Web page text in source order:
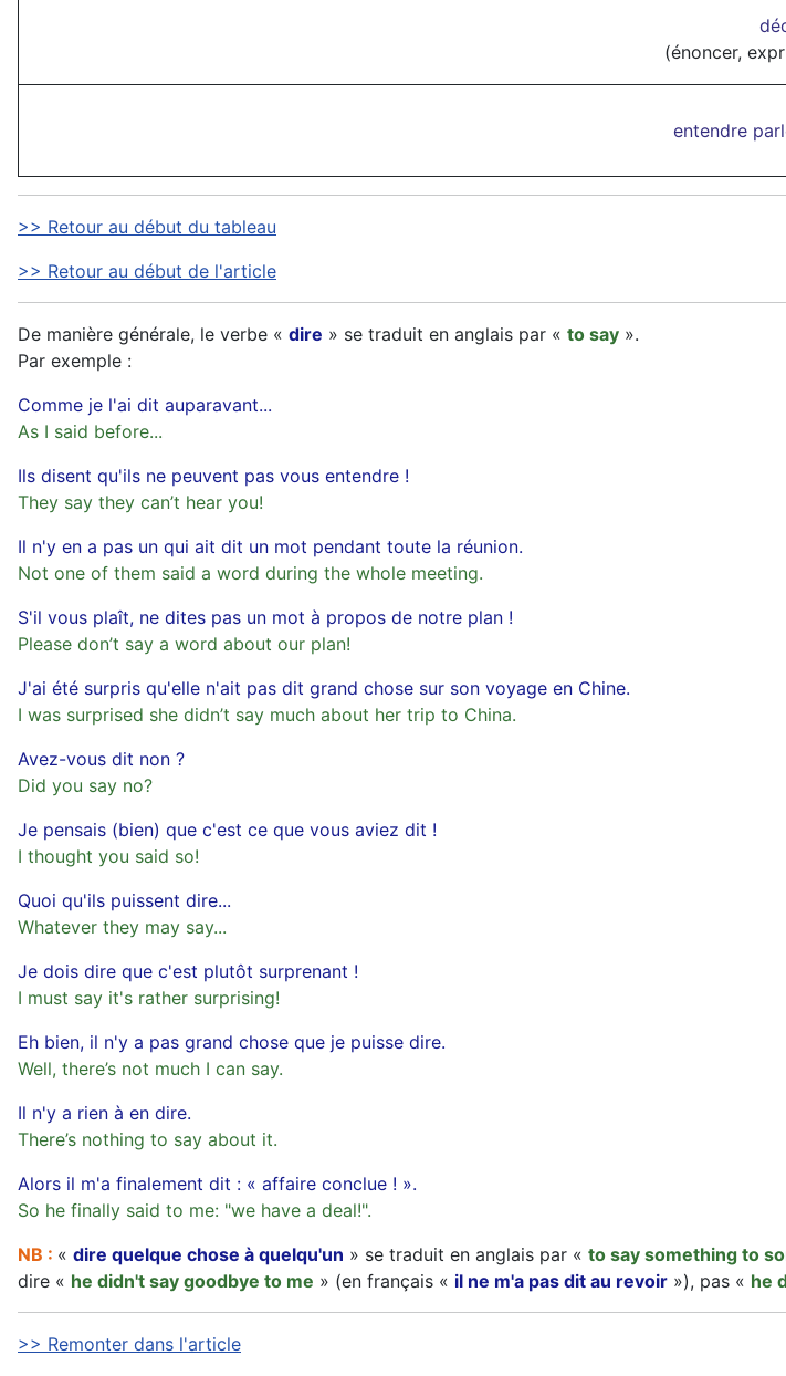
(énoncer,
entendre
>> Retour au début du tableau
>> Retour au début de l'article
De manière générale, le verbe « dire » se traduit en anglais par « to say ».
Par exemple :
Comme je l'ai dit auparavant...
As I said before...
Ils disent qu'ils ne peuvent pas vous entendre !
They say they can’t hear you!
Il n'y en a pas un qui ait dit un mot pendant toute la réunion.
Not one of them said a word during the whole meeting.
S'il vous plaît, ne dites pas un mot à propos de notre plan !
Please don’t say a word about our plan!
J'ai été surpris qu'elle n'ait pas dit grand chose sur son voyage en Chine.
I was surprised she didn’t say much about her trip to China.
Avez-vous dit non ?
Did you say no?
Je pensais (bien) que c'est ce que vous aviez dit !
I thought you said so!
Quoi qu'ils puissent dire...
Whatever they may say...
Je dois dire que c'est plutôt surprenant !
I must say it's rather surprising!
Eh bien, il n'y a pas grand chose que je puisse dire.
Well, there’s not much I can say.
Il n'y a rien à en dire.
There’s nothing to say about it.
Alors il m'a finalement dit : « affaire conclue ! ».
So he finally said to me: "we have a deal!".
NB : « dire quelque chose à quelqu'un » se traduit en anglais par « to say something to
dire « he didn't say goodbye to me » (en français « il ne m'a pas dit au revoir »), pas « he
>> Remonter dans l'article